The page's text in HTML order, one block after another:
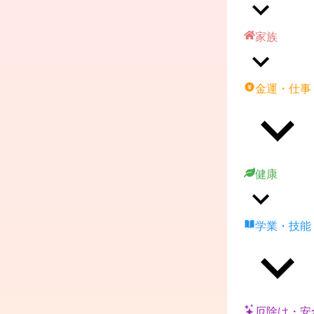
家族
金運・仕事
健康
学業・技能
厄除け・安